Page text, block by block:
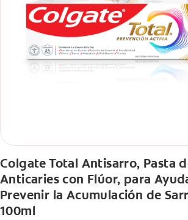
Colgate Total Antisarro, Pasta
Anticaries con Flúor, para
Prevenir la Acumulación de
100ml